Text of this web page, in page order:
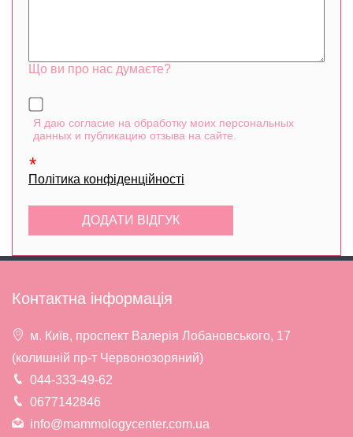
Що ви про нас думаєте?
Я даю согласие на обработку моих персональных
данных и публикацию отзыва на сайте.
Політика конфіденційності
Контактна інформація
м. Київ, проспект Валерія Лобановського, 17
(колишній пр-т Червонозоряний)
044-333-49-62
0677142846
info@mammologycenter.com.ua